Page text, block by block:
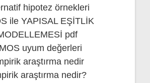
hipotez örnekleri
ile YAPISAL EŞİTLİK
pdf
uyum değerleri
araştırma nedir
araştırma nedir?